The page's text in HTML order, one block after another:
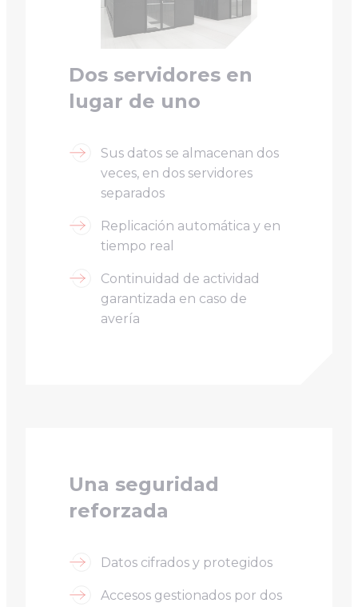
Dos servidores en
lugar de uno
Sus datos se almacenan dos
veces, en dos servidores
separados
Replicación automática y en
tiempo real
Continuidad de actividad
garantizada en caso de
avería
Una seguridad
reforzada
Datos cifrados y protegidos
Accesos gestionados por dos